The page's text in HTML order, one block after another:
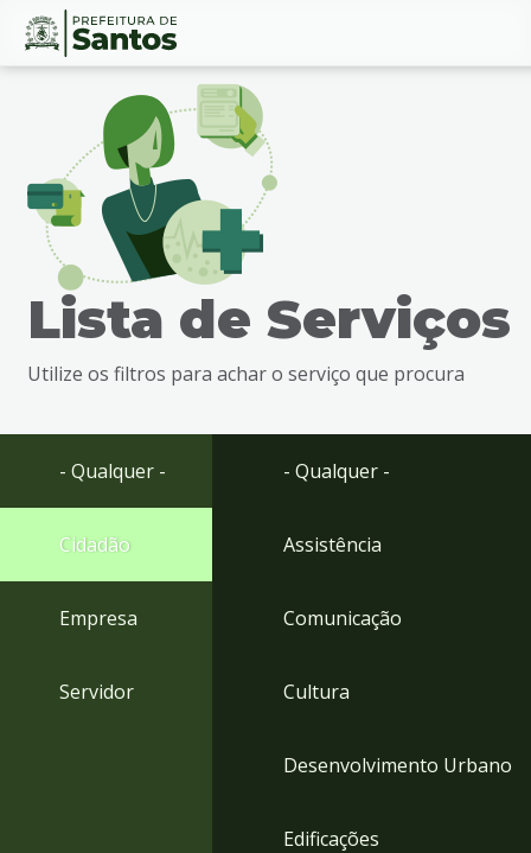
Ir
busca
Ir
rodapé
Conteúdo
Lista de Serviços
Utilize os filtros para achar o serviço que procura
- Qualquer -
Cidadão
Empresa
Servidor
- Qualquer -
Assistência
Comunicação
Cultura
Desenvolvimento Urbano
Edificações